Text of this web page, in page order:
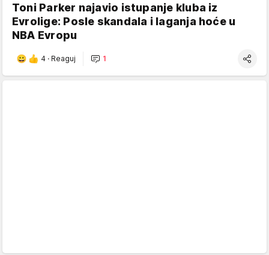
Toni Parker najavio istupanje kluba iz
Evrolige: Posle skandala i laganja hoće u
NBA Evropu
4 · Reaguj 1